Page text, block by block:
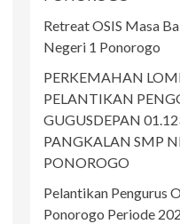
Retreat OSIS Masa
Negeri 1 Ponorogo
PERKEMAHAN
PELANTIKAN
GUGUSDEPAN
PANGKALAN SMP
PONOROGO
Pelantikan Pengurus
Ponorogo Periode